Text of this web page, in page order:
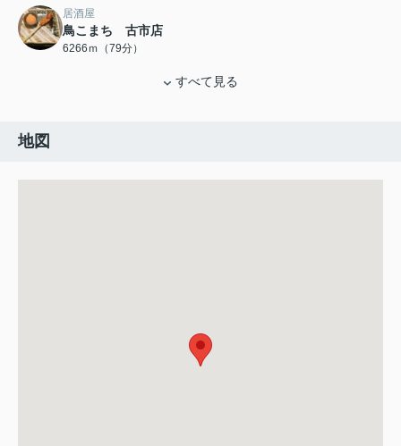
居酒屋
鳥こまち 古市店
6266ｍ（79分）
すべて見る
地図